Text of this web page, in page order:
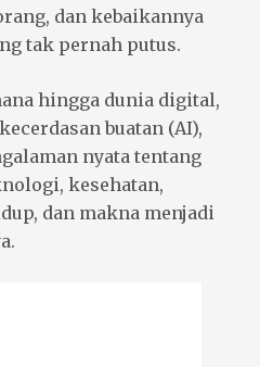
dan kebaikannya
tak pernah putus.
hingga dunia digital,
buatan (AI),
nyata tentang
kesehatan,
dan makna menjadi